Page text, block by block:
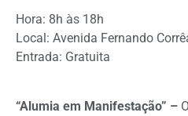
Hora: 8h às 18h
Local: Avenida Fernando
Entrada: Gratuita
“Alumia em Manifestação” –